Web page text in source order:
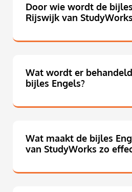
Door wie wordt de
Rijswijk van
Wat wordt er
bijles Engels?
Wat maakt de bijles
van StudyWorks zo